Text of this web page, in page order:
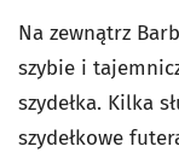
Na zewnątrz
szybie i
szydełka. Kilka
szydełkowe